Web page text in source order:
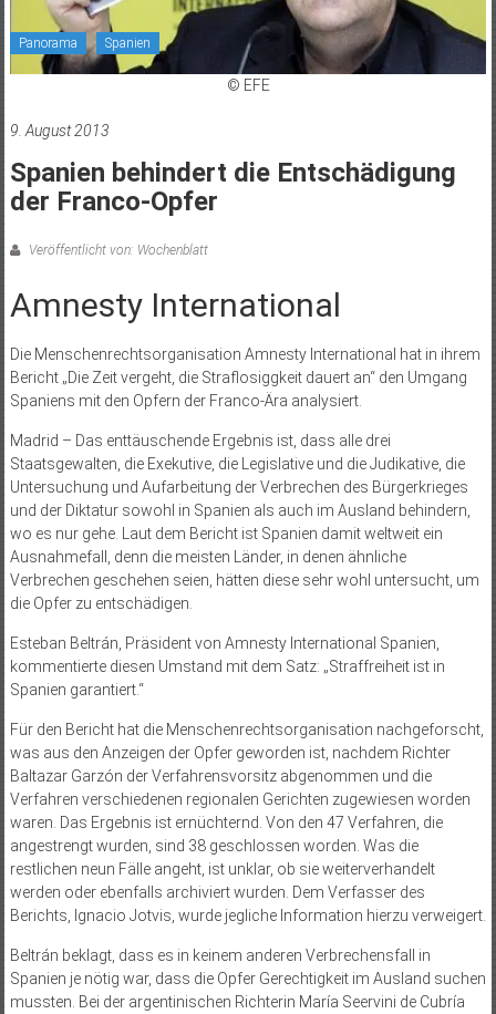
Panorama Spanien
© EFE
9. August 2013
Spanien behindert die Entschädigung
der Franco-Opfer
Veröffentlicht von: Wochenblatt
Amnesty International
Die Menschenrechtsorganisation Amnesty International hat in ihrem
Bericht „Die Zeit vergeht, die Straflosiggkeit dauert an“ den Umgang
Spaniens mit den Opfern der Franco-Ära analysiert.
Madrid – Das enttäuschende Ergebnis ist, dass alle drei
Staatsgewalten, die Exekutive, die Legislative und die Judikative, die
Untersuchung und Aufarbeitung der Verbrechen des Bürgerkrieges
und der Diktatur sowohl in Spanien als auch im Ausland behindern,
wo es nur gehe. Laut dem Bericht ist Spanien damit weltweit ein
Ausnahmefall, denn die meisten Länder, in denen ähnliche
Verbrechen geschehen seien, hätten diese sehr wohl untersucht, um
die Opfer zu entschädigen.
Esteban Beltrán, Präsident von Amnesty International Spanien,
kommentierte diesen Umstand mit dem Satz: „Straffreiheit ist in
Spanien garantiert.“
Für den Bericht hat die Menschenrechtsorganisation nachgeforscht,
was aus den Anzeigen der Opfer geworden ist, nachdem Richter
Baltazar Garzón der Verfahrensvorsitz abgenommen und die
Verfahren verschiedenen regionalen Gerichten zugewiesen worden
waren. Das Ergebnis ist ernüchternd. Von den 47 Verfahren, die
angestrengt wurden, sind 38 geschlossen worden. Was die
restlichen neun Fälle angeht, ist unklar, ob sie weiterverhandelt
werden oder ebenfalls archiviert wurden. Dem Verfasser des
Berichts, Ignacio Jotvis, wurde jegliche Information hierzu verweigert.
Beltrán beklagt, dass es in keinem anderen Verbrechensfall in
Spanien je nötig war, dass die Opfer Gerechtigkeit im Ausland suchen
mussten. Bei der argentinischen Richterin María Seervini de Cubría